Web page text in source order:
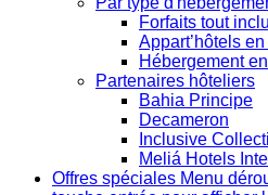
Forfaits tout
Appart’hôtels
Hébergement
Partenaires hôteliers
Bahia Principe
Decameron
Inclusive
Meliá Hotels
Offres spéciales Menu